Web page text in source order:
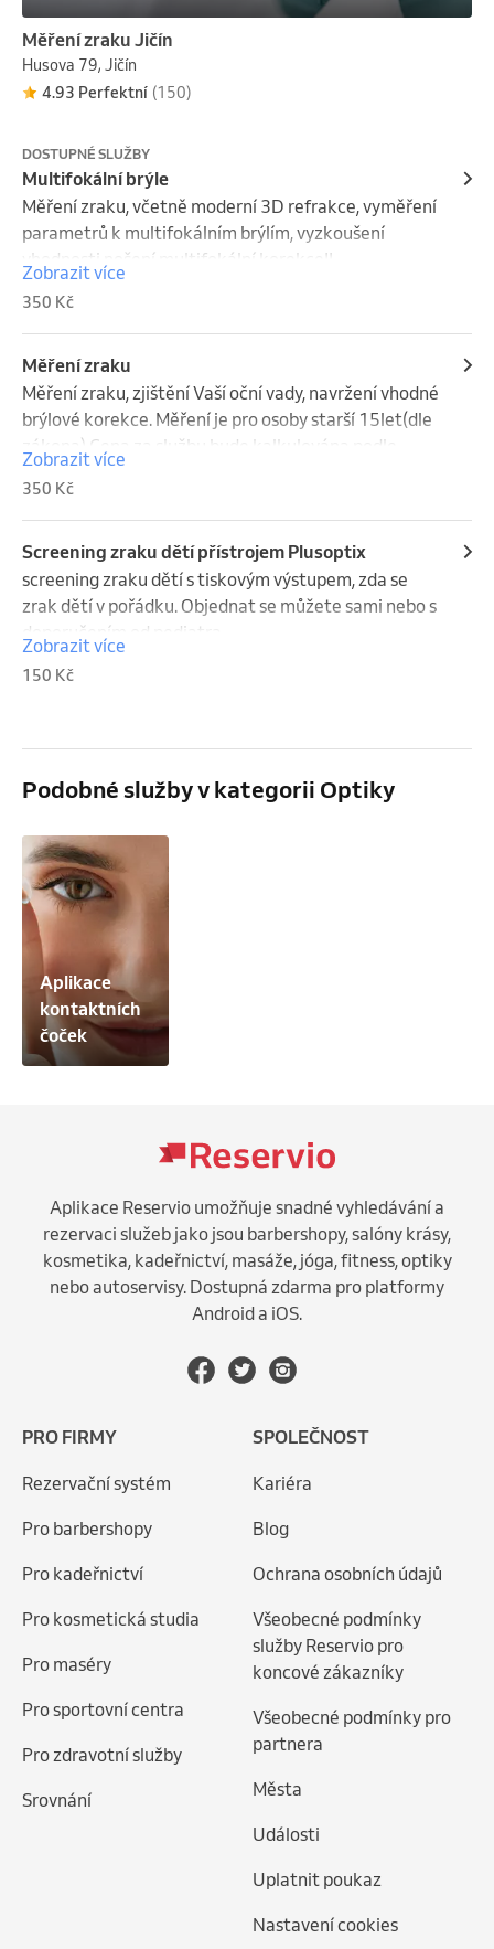
Měření zraku Jičín
Husova 79, Jičín
4.93 Perfektní (150)
DOSTUPNÉ SLUŽBY
Multifokální brýle
Měření zraku, včetně moderní 3D refrakce, vyměření
parametrů k multifokálním brýlím, vyzkoušení
vhodnosti nošení multifokální korekce!!.
Zobrazit více
350 Kč
Měření zraku
Měření zraku, zjištění Vaší oční vady, navržení vhodné
brýlové korekce. Měření je pro osoby starší 15let(dle
zákona) Cena za službu bude kalkulována podle
náročnosti vyšetření v ceně 350,-  až  500,-
Zobrazit více
350 Kč
Screening zraku dětí přístrojem Plusoptix
screening zraku dětí s tiskovým výstupem, zda se
zrak dětí v pořádku. Objednat se můžete sami nebo s
doporučením od pediatra.
Zobrazit více
150 Kč
Podobné služby v kategorii Optiky
Aplikace
kontaktních
čoček
Aplikace Reservio umožňuje snadné vyhledávání a
rezervaci služeb jako jsou barbershopy, salóny krásy,
kosmetika, kadeřnictví, masáže, jóga, fitness, optiky
nebo autoservisy. Dostupná zdarma pro platformy
Android a iOS.
PRO FIRMY
Rezervační systém
Pro barbershopy
Pro kadeřnictví
Pro kosmetická studia
Pro maséry
Pro sportovní centra
Pro zdravotní služby
Srovnání
SPOLEČNOST
Kariéra
Blog
Ochrana osobních údajů
Všeobecné podmínky
služby Reservio pro
koncové zákazníky
Všeobecné podmínky pro
partnera
Města
Události
Uplatnit poukaz
Nastavení cookies